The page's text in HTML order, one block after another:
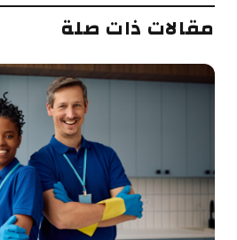
مقالات ذات صلة